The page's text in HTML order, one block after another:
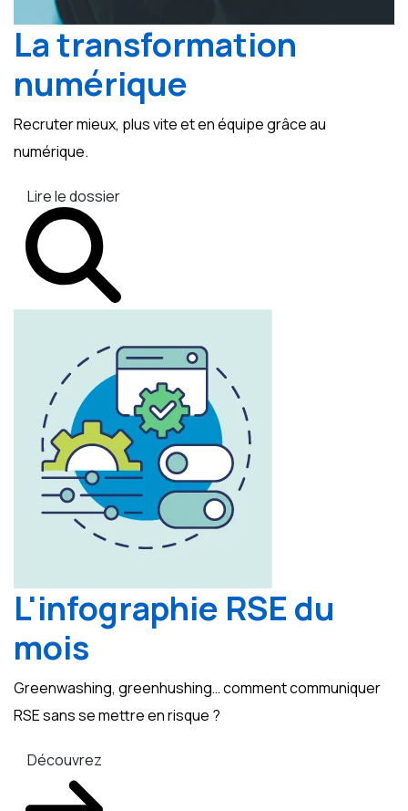
La transformation
numérique
Recruter mieux, plus vite et en équipe grâce au
numérique.
Lire le dossier
L'infographie RSE du
mois
Greenwashing, greenhushing… comment communiquer
RSE sans se mettre en risque ?
Découvrez